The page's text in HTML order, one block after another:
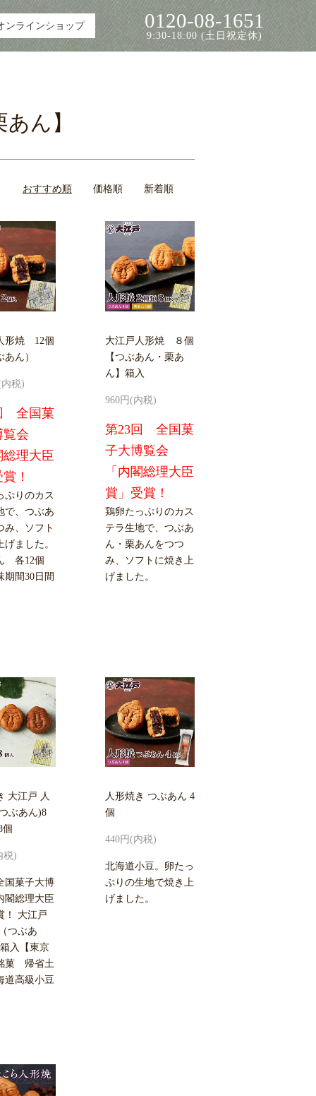
ンラインショップ 0120-08-1651
9:30-18:00 (土日祝定休)
ん】
おすすめ順 価格順 新着順
形焼 12個
あん）
内税)
全国菓
覧会
総理大臣
！
ぷりのカス
で、つぶあ
み、ソフト
げました。
各12個
間30日間
大江戸人形焼 ８個
【つぶあん・栗あ
ん】箱入
960円(内税)
第23回 全国菓
子大博覧会
「内閣総理大臣
賞」受賞！
鶏卵たっぷりのカス
テラ生地で、つぶあ
ん・栗あんをつつ
み、ソフトに焼き上
げました。
大江戸 人
ぶあん)8
個
税)
国菓子大博
閣総理大臣
！ 大江戸
つぶあ
入【東京
菓 帰省土
高級小豆
人形焼き つぶあん 4
個
440円(内税)
北海道小豆。卵たっ
ぷりの生地で焼き上
げました。